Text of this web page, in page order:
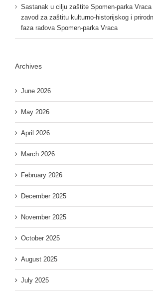
Sastanak u cilju zaštite Spomen-parka Vraca
zavod za zaštitu kulturno-historijskog i
faza radova Spomen-parka Vraca
Archives
June 2026
May 2026
April 2026
March 2026
February 2026
December 2025
November 2025
October 2025
August 2025
July 2025